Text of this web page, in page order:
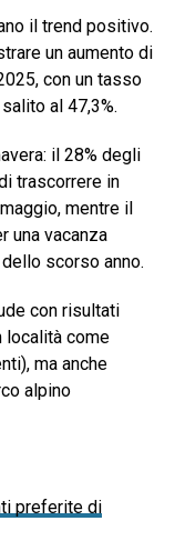
il trend positivo.
un aumento di
con un tasso
al 47,3%.
il 28% degli
trascorrere in
mentre il
una vacanza
scorso anno.
con risultati
come
ma anche
alpino
preferite di